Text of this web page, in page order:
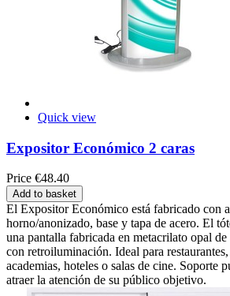
Quick view
Expositor Económico 2 caras
Price €48.40
Add to basket
El Expositor Económico está fabricado con
horno/anonizado, base y tapa de acero. El
una pantalla fabricada en metacrilato opal
con retroiluminación. Ideal para
academias, hoteles o salas de cine. Soporte
atraer la atención de su público objetivo.